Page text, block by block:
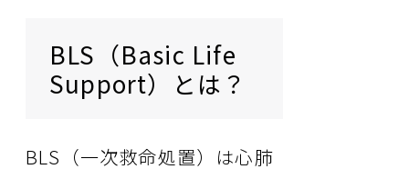
BLS（Basic Life
Support）とは？
BLS（一次救命処置）は心肺